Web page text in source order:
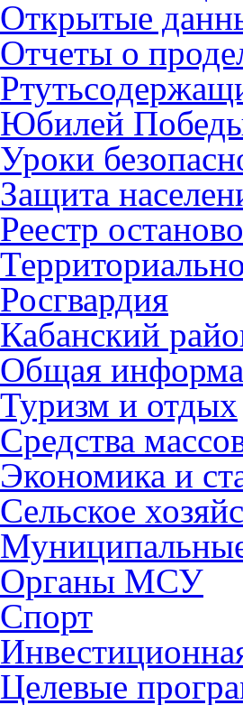
Открытые
Отчеты о
Юбилей
Уроки
Защита
Реестр
Росгвардия
Кабанский
Общая
Туризм и отдых
Средства
Экономика и
Сельское
Органы МСУ
Спорт
Целевые